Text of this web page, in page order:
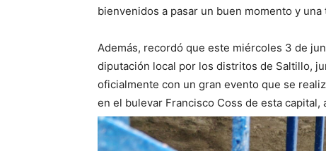
bienvenidos a pasar un buen momento y una
Además, recordó que este miércoles 3 de
diputación local por los distritos de Saltillo,
oficialmente con un gran evento que se
en el bulevar Francisco Coss de esta capital,